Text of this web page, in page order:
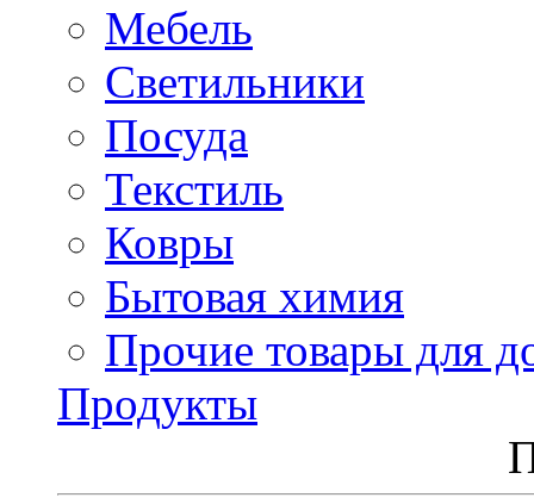
Мебель
Светильники
Посуда
Текстиль
Ковры
Бытовая химия
Прочие товары для
Продукты